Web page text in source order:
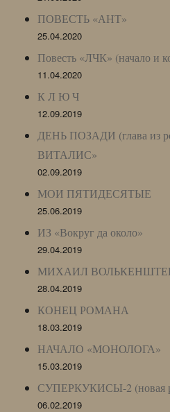
ПОВЕСТЬ «АНТ»
25.04.2020
Повесть «ЛЧК» (начало и
11.04.2020
К Л Ю Ч
12.09.2019
ДЕНЬ ПОЗАДИ (глава из
ВИТАЛИС»
02.09.2019
МОИ ПЯТИДЕСЯТЫЕ
25.06.2019
ИЗ «Вокруг да около»
29.04.2019
МИХАИЛ
28.04.2019
КОНЕЦ РОМАНА
18.03.2019
НАЧАЛО «МОНОЛОГА»
15.03.2019
СУПЕРКУКИСЫ-2 (новая
06.02.2019